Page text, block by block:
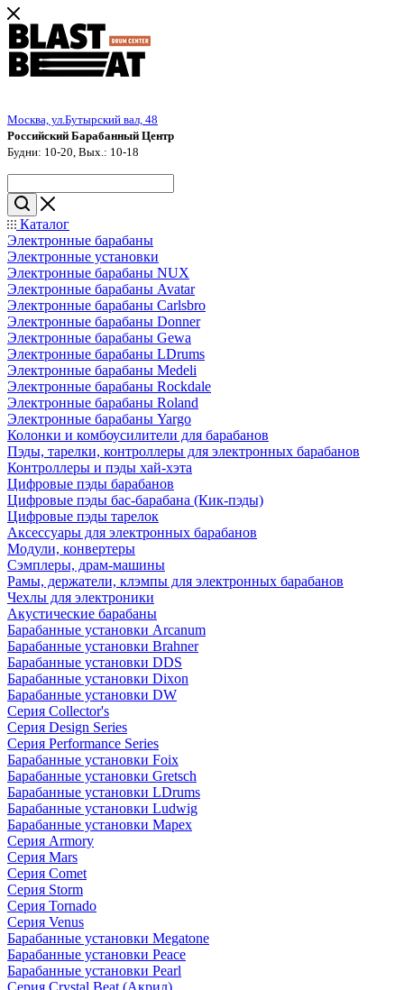
Москва, ул.Бутырский вал, 48
Российский Барабанный Центр
Будни: 10-20, Вых.: 10-18
Каталог
Электронные барабаны
Электронные установки
Электронные барабаны NUX
Электронные барабаны Avatar
Электронные барабаны Carlsbro
Электронные барабаны Donner
Электронные барабаны Gewa
Электронные барабаны LDrums
Электронные барабаны Medeli
Электронные барабаны Rockdale
Электронные барабаны Roland
Электронные барабаны Yargo
Колонки и комбоусилители для барабанов
Пэды, тарелки, контроллеры для электронных барабанов
Контроллеры и пэды хай-хэта
Цифровые пэды барабанов
Цифровые пэды бас-барабана (Кик-пэды)
Цифровые пэды тарелок
Аксессуары для электронных барабанов
Модули, конвертеры
Сэмплеры, драм-машины
Рамы, держатели, клэмпы для электронных барабанов
Чехлы для электроники
Акустические барабаны
Барабанные установки Arcanum
Барабанные установки Brahner
Барабанные установки DDS
Барабанные установки Dixon
Барабанные установки DW
Серия Collector's
Серия Design Series
Серия Performance Series
Барабанные установки Foix
Барабанные установки Gretsch
Барабанные установки LDrums
Барабанные установки Ludwig
Барабанные установки Mapex
Серия Armory
Серия Mars
Серия Comet
Серия Storm
Серия Tornado
Серия Venus
Барабанные установки Megatone
Барабанные установки Peace
Барабанные установки Pearl
Серия Crystal Beat (Акрил)